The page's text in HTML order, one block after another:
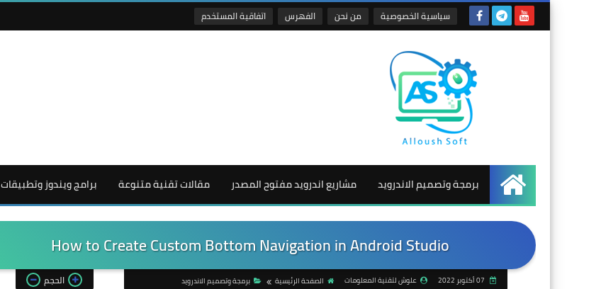
سياسية الخصوصية من نحن الفهرس اتفاقية المستخدم
الرئيسية
برمجة وتصميم الاندرويد مشاريع اندرويد مفتوح المصدر مقالات تقنية متنوعة برامج ويندوز وتطبيقات
How to Create Custom Bottom Navigation in Android Studio
علوش لتقنية المعلومات الصفحة الرئيسية برمجة وتصميم الاندرويد الحجم